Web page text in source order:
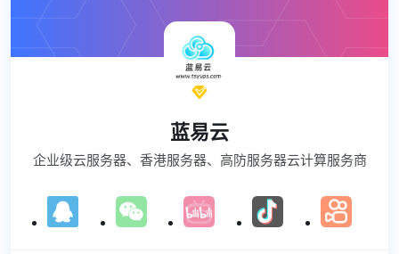

蓝易云
企业级云服务器、香港服务器、高防服务器云计算服务商